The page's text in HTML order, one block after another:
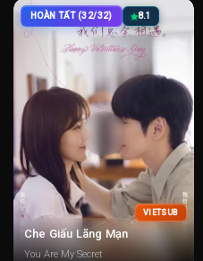
HOÀN TẤT (32/32) 8.1
VIETSUB
Che Giấu Lãng Mạn
You Are My Secret